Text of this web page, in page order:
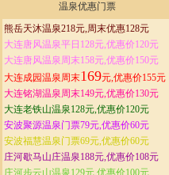
温泉优惠门票
熊岳天沐温泉218元,周末优惠128元
大连唐风温泉平日128元,优惠价120元
大连唐风温泉周末158元,优惠价150元
大连成园温泉周末169元,优惠价155元
大连铭湖温泉周末149元,优惠价130元
大连老铁山温泉128元,优惠价120元
安波聚源温泉门票79元,优惠价60元
安波福慧温泉门票69元,优惠价60元
庄河歇马山庄温泉188元,优惠价108元
庄河步云山温泉129元,优惠价100元